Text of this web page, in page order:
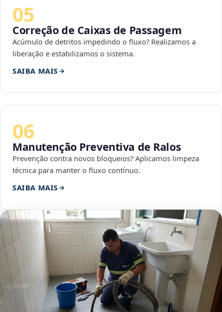
05
Correção de Caixas de Passagem
Acúmulo de detritos impedindo o fluxo? Realizamos a
liberação e estabilizamos o sistema.
SAIBA MAIS
06
Manutenção Preventiva de Ralos
Prevenção contra novos bloqueios? Aplicamos limpeza
técnica para manter o fluxo contínuo.
SAIBA MAIS